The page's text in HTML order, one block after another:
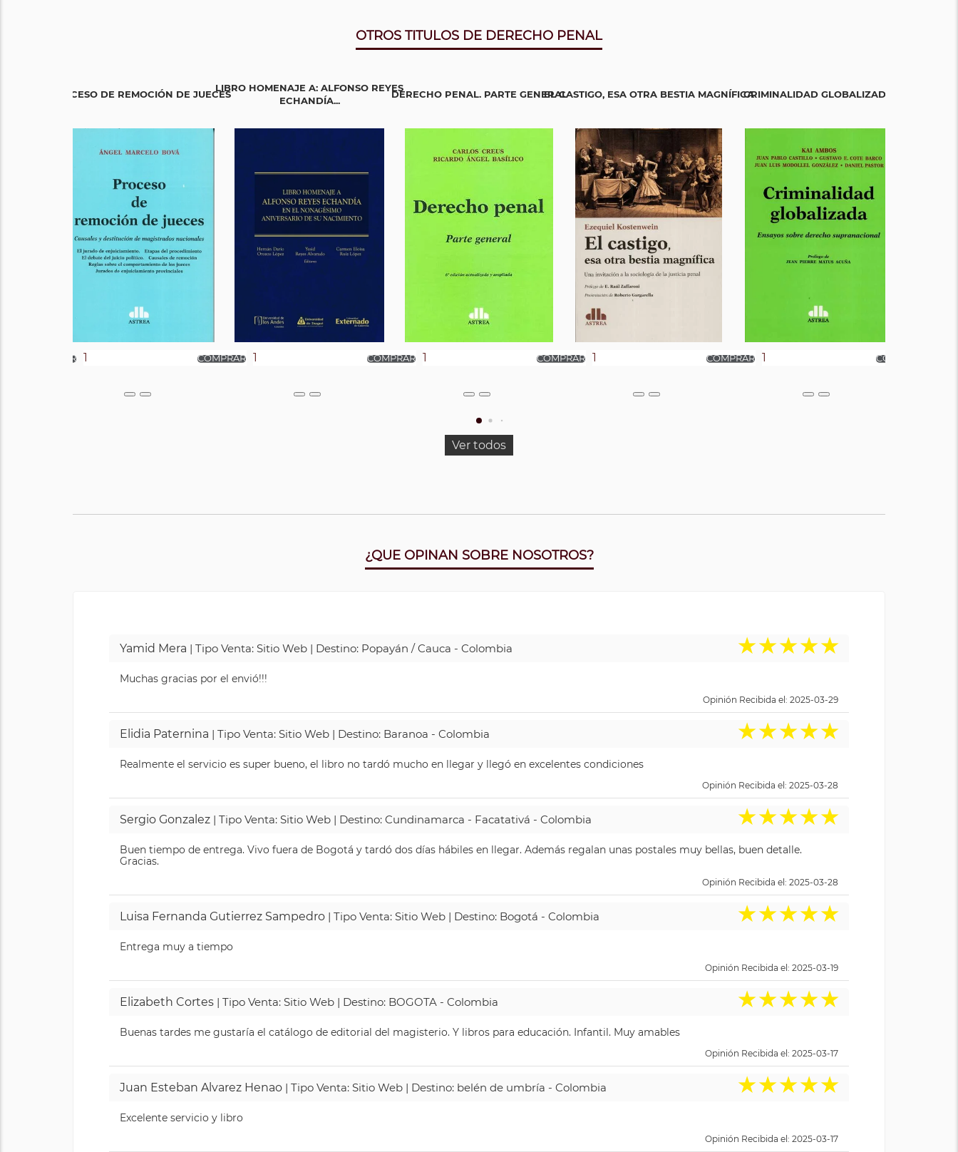
OTROS TITULOS DE DERECHO PENAL
PROCESO DE REMOCIÓN DE JUECES
LIBRO HOMENAJE A: ALFONSO REYES
ECHANDÍA...
DERECHO PENAL. PARTE GENERALEL CASTIGO, ESA OTRA BESTIA MAGNÍFICACRIMINALIDAD GLOBALIZADA
Ver todos
¿QUE OPINAN SOBRE NOSOTROS?
Yamid Mera | Tipo Venta: Sitio Web | Destino: Popayán / Cauca - Colombia ★★★★★
Muchas gracias por el envió!!!
Opinión Recibida el: 2025-03-29
Elidia Paternina | Tipo Venta: Sitio Web | Destino: Baranoa - Colombia ★★★★★
Realmente el servicio es super bueno, el libro no tardó mucho en llegar y llegó en excelentes condiciones
Opinión Recibida el: 2025-03-28
Sergio Gonzalez | Tipo Venta: Sitio Web | Destino: Cundinamarca - Facatativá - Colombia ★★★★★
Buen tiempo de entrega. Vivo fuera de Bogotá y tardó dos días hábiles en llegar. Además regalan unas postales muy bellas, buen detalle.
Gracias.
Opinión Recibida el: 2025-03-28
Luisa Fernanda Gutierrez Sampedro | Tipo Venta: Sitio Web | Destino: Bogotá - Colombia ★★★★★
Entrega muy a tiempo
Opinión Recibida el: 2025-03-19
Elizabeth Cortes | Tipo Venta: Sitio Web | Destino: BOGOTA - Colombia ★★★★★
Buenas tardes me gustaría el catálogo de editorial del magisterio. Y libros para educación. Infantil. Muy amables
Opinión Recibida el: 2025-03-17
Juan Esteban Alvarez Henao | Tipo Venta: Sitio Web | Destino: belén de umbría - Colombia ★★★★★
Excelente servicio y libro
Opinión Recibida el: 2025-03-17